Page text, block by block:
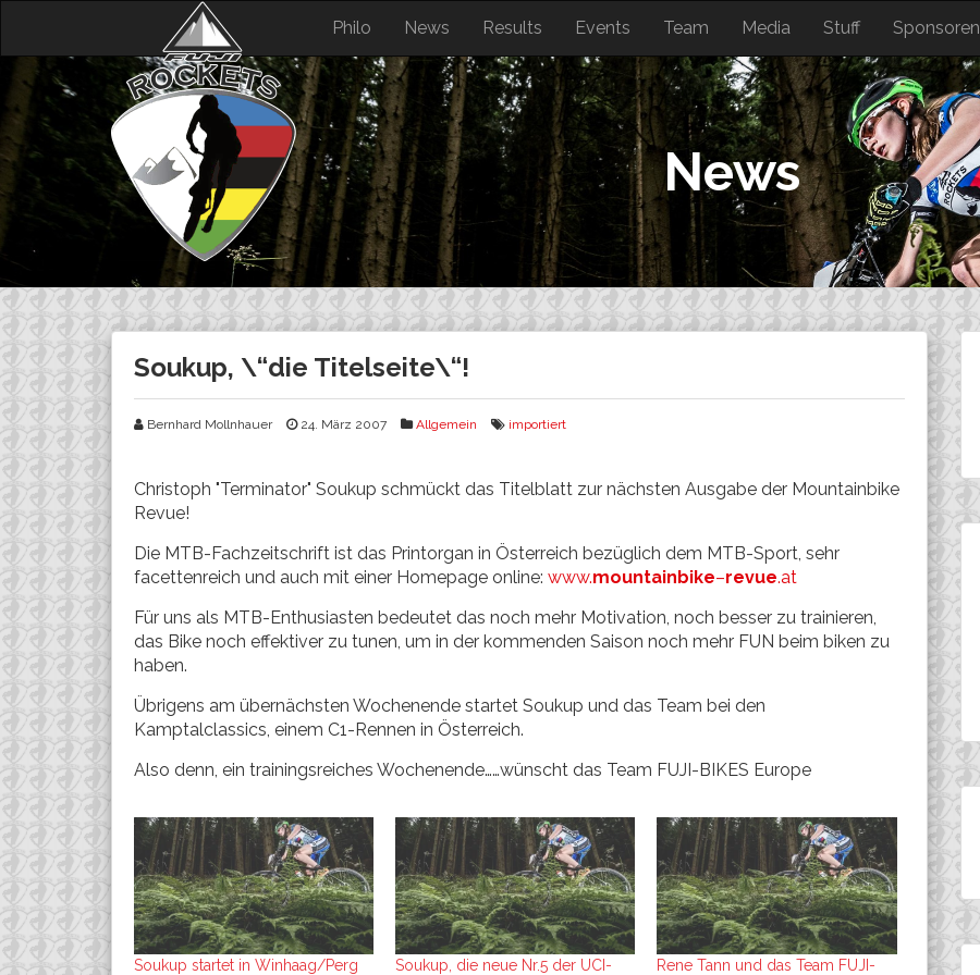
content
Philo News Results Events Team Media Stuff Sponsoren
News
Soukup, \“die Titelseite\“!
Bernhard Mollnhauer 24. März 2007 Allgemein importiert
Christoph "Terminator" Soukup schmückt das Titelblatt zur nächsten Ausgabe der Mountainbike
Revue!
Die MTB-Fachzeitschrift ist das Printorgan in Österreich bezüglich dem MTB-Sport, sehr
facettenreich und auch mit einer Homepage online: www.mountainbike–revue.at
Für uns als MTB-Enthusiasten bedeutet das noch mehr Motivation, noch besser zu trainieren,
das Bike noch effektiver zu tunen, um in der kommenden Saison noch mehr FUN beim biken zu
haben.
Übrigens am übernächsten Wochenende startet Soukup und das Team bei den
Kamptalclassics, einem C1-Rennen in Österreich.
Also denn, ein trainingsreiches Wochenende……wünscht das Team FUJI-BIKES Europe
Soukup startet in Winhaag/Perg Soukup, die neue Nr.5 der UCI- Rene Tann und das Team FUJI-